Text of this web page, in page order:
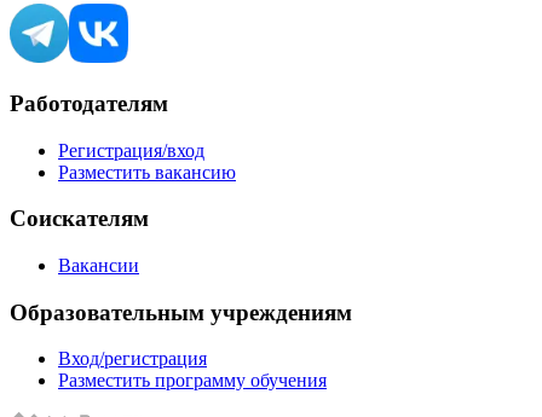
Работодателям
Регистрация/вход
Разместить вакансию
Соискателям
Вакансии
Образовательным учреждениям
Вход/регистрация
Разместить программу обучения